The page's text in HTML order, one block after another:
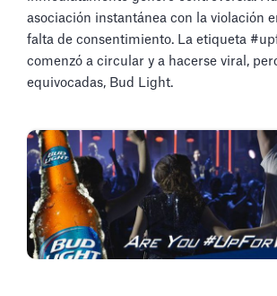
asociación instantánea con la violación
falta de consentimiento. La etiqueta
comenzó a circular y a hacerse viral,
equivocadas, Bud Light.